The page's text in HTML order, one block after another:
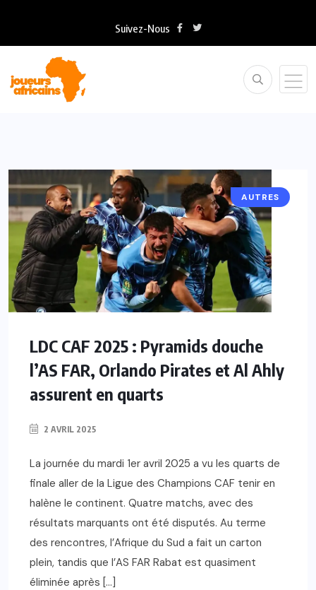
Suivez-Nous
AUTRES
LDC CAF 2025 : Pyramids douche
l’AS FAR, Orlando Pirates et Al Ahly
assurent en quarts
2 AVRIL 2025
La journée du mardi 1er avril 2025 a vu les quarts de
finale aller de la Ligue des Champions CAF tenir en
halène le continent. Quatre matchs, avec des
résultats marquants ont été disputés. Au terme
des rencontres, l’Afrique du Sud a fait un carton
plein, tandis que l’AS FAR Rabat est quasiment
éliminée après […]